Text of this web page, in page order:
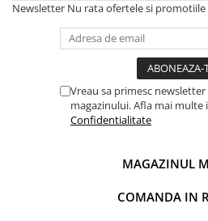
Newsletter Nu rata ofertele si
Vreau sa primesc
magazinului. Afla mai multe
Confidentialitate
MAGAZINUL
COMANDA IN